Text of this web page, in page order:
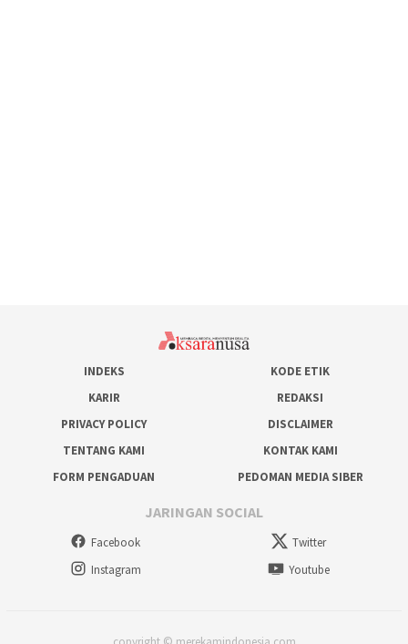
INDEKS
KODE ETIK
KARIR
REDAKSI
PRIVACY POLICY
DISCLAIMER
TENTANG KAMI
KONTAK KAMI
FORM PENGADUAN
PEDOMAN MEDIA SIBER
JARINGAN SOCIAL
Facebook
Twitter
Instagram
Youtube